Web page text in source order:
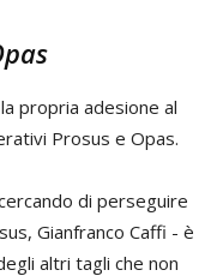
propria adesione al
Prosus e Opas.
di perseguire
Gianfranco Caffi - è
altri tagli che non